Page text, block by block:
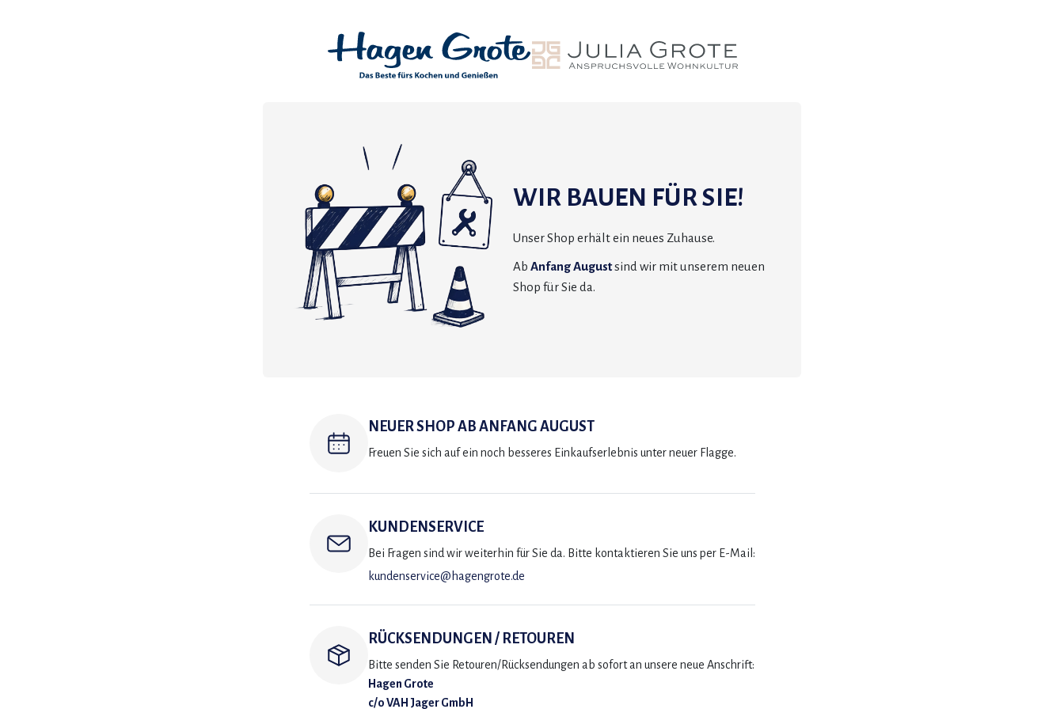
WIR BAUEN FÜR SIE!
Unser Shop erhält ein neues Zuhause.
Ab Anfang Augustsind wir mit unserem neuen
Shop für Sie da.
NEUER SHOP AB ANFANG AUGUST
Freuen Sie sich auf ein noch besseres Einkaufserlebnis unter neuer Flagge.
KUNDENSERVICE
Bei Fragen sind wir weiterhin für Sie da. Bitte kontaktieren Sie uns per E-Mail:
kundenservice@hagengrote.de
RÜCKSENDUNGEN / RETOUREN
Bitte senden Sie Retouren/Rücksendungen ab sofort an unsere neue Anschrift:
Hagen Grote
c/o VAH Jager GmbH